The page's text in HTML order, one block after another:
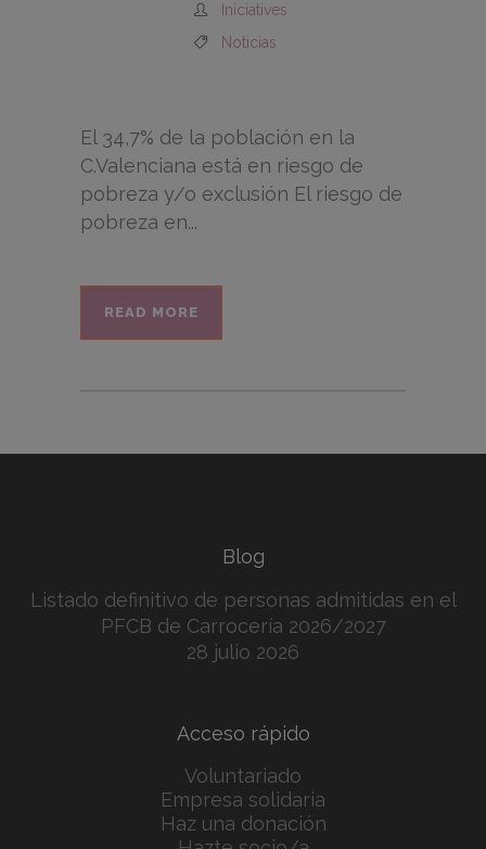
Iniciatives
Noticias
El 34,7% de la población en la
C.Valenciana está en riesgo de
pobreza y/o exclusión El riesgo de
pobreza en...
READ MORE
Blog
Listado definitivo de personas admitidas en el
PFCB de Carrocería 2026/2027
28 julio 2026
Acceso rápido
Voluntariado
Empresa solidaria
Haz una donación